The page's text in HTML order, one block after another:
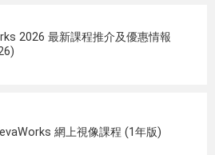
2026 最新課程推介及優惠情報
網上視像課程 (1年版)